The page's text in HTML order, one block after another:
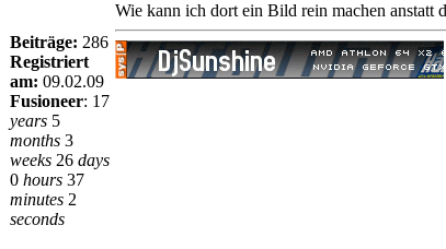
Beiträge: 286
Registriert
am: 09.02.09
Fusioneer: 17
years 5
months 3
weeks 26 days
0 hours 37
minutes 2
seconds
Wie kann ich dort ein Bild rein machen anstatt